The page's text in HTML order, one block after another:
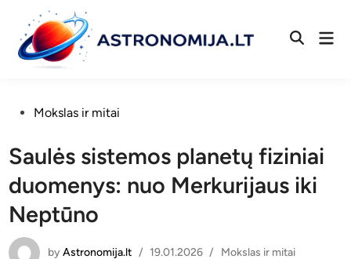
content
Open
PostedMokslas ir mitai
Saulės sistemos planetų fiziniai
duomenys: nuo Merkurijaus iki
Neptūno
byAstronomija.lt / 19.01.2026 /
Posted
Mokslas ir mitai